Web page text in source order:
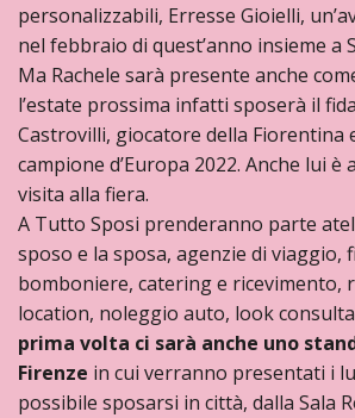
personalizzabili, Erresse Gioielli,
nel febbraio di quest’anno insieme a
Ma Rachele sarà presente anche
l’estate prossima infatti sposerà il
Castrovilli, giocatore della Fiorentina
campione d’Europa 2022. Anche lui
visita alla fiera.
A Tutto Sposi prenderanno parte
sposo e la sposa, agenzie di
bomboniere, catering e ricevimento,
location, noleggio auto, look
prima volta ci sarà anche uno
Firenze in cui verranno presentati i
possibile sposarsi in città, dalla Sala